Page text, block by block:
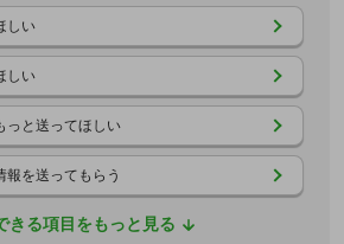
しい
しい
っと送ってほしい
報を送ってもらう
きる項目をもっと見る